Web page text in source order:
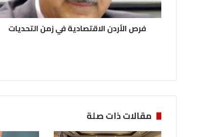
د
ن
ص
د
ي
ة
ف
فرص الأردن الاقتصادية في زمن التحديات
مقالات ذات صلة